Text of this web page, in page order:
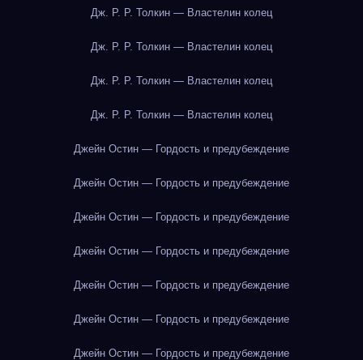
Дж. Р. Р. Толкин — Властелин колец
Дж. Р. Р. Толкин — Властелин колец
Дж. Р. Р. Толкин — Властелин колец
Дж. Р. Р. Толкин — Властелин колец
Джейн Остин — Гордость и предубеждение
Джейн Остин — Гордость и предубеждение
Джейн Остин — Гордость и предубеждение
Джейн Остин — Гордость и предубеждение
Джейн Остин — Гордость и предубеждение
Джейн Остин — Гордость и предубеждение
Джейн Остин — Гордость и предубеждение